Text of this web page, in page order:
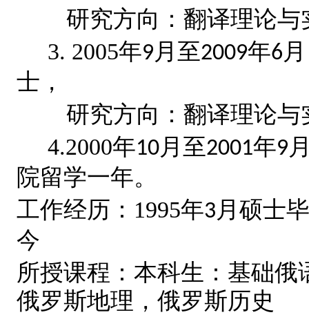
研究方向： 翻译理论与
3. 2005年9 月至2009年6
士，
研究方向： 翻译理论与
4.2000年10月至2001年9
院留学一年。
工作经历： 1995年3 月硕士
今
所授课程：本科生：基础
俄罗斯地理， 俄罗斯历史